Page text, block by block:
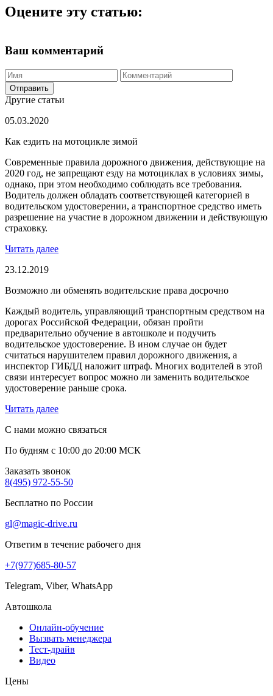
Оцените эту статью:
Ваш комментарий
Отправить
Другие статьи
05.03.2020
Как ездить на мотоцикле зимой
Современные правила дорожного движения, действующие на
2020 год, не запрещают езду на мотоциклах в условиях зимы,
однако, при этом необходимо соблюдать все требования.
Водитель должен обладать соответствующей категорией в
водительском удостоверении, а транспортное средство иметь
разрешение на участие в дорожном движении и действующую
страховку.
Читать далее
23.12.2019
Возможно ли обменять водительские права досрочно
Каждый водитель, управляющий транспортным средством на
дорогах Российской Федерации, обязан пройти
предварительно обучение в автошколе и подучить
водительское удостоверение. В ином случае он будет
считаться нарушителем правил дорожного движения, а
инспектор ГИБДД наложит штраф. Многих водителей в этой
связи интересует вопрос можно ли заменить водительское
удостоверение раньше срока.
Читать далее
С нами можно связаться
По будням с 10:00 до 20:00 МСК
Заказать звонок
8(495) 972-55-50
Бесплатно по России
gl@magic-drive.ru
Ответим в течение рабочего дня
+7(977)685-80-57
Telegram, Viber, WhatsApp
Автошкола
Онлайн-обучение
Вызвать менеджера
Тест-драйв
Видео
Цены